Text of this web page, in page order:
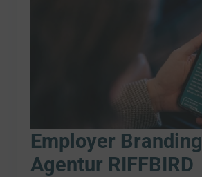
Employer Branding
Agentur RIFFBIRD